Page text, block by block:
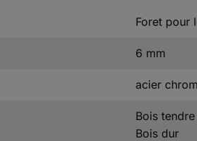
Foret pour
6 mm
acier
Bois tendre
Bois dur